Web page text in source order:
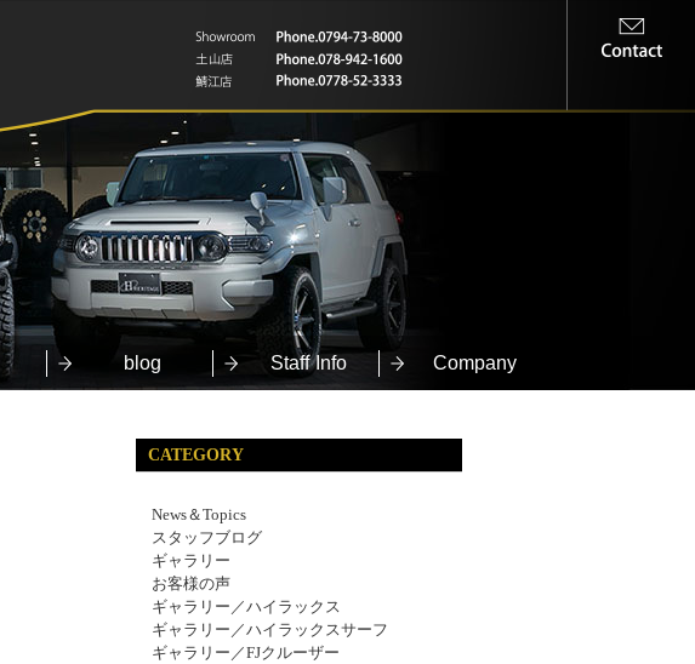
blog Staff Info Company
CATEGORY
News＆Topics
スタッフブログ
ギャラリー
お客様の声
ギャラリー／ハイラックス
ギャラリー／ハイラックスサーフ
ギャラリー／FJクルーザー